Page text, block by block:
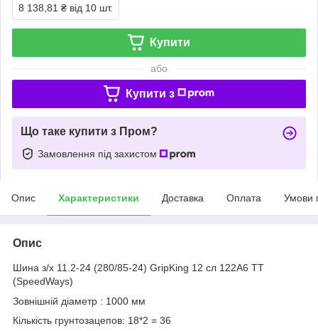
8 138,81 ₴ від 10 шт.
Купити
або
Купити з
Що таке купити з Пром?
Замовлення під захистом
Опис Характеристики Доставка Оплата Умови
Опис
Шина з/х 11.2-24 (280/85-24) GripKing 12 сл 122A6 TT
(SpeedWays)
Зовнішній діаметр : 1000 мм
Кількість грунтозацепов: 18*2 = 36